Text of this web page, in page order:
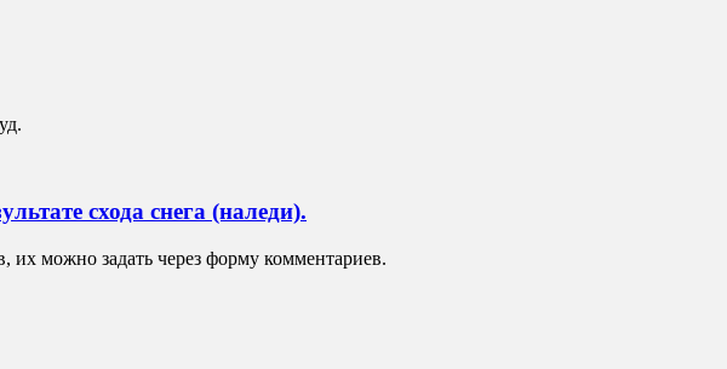
схода снега (наледи).
можно задать через форму комментариев.